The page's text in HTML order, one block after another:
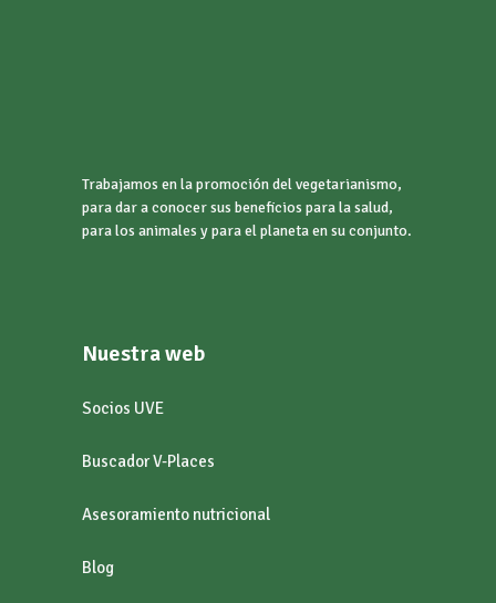
Trabajamos en la promoción del vegetarianismo,
para dar a conocer sus beneficios para la salud,
para los animales y para el planeta en su conjunto.
Nuestra web
Socios UVE
Buscador V-Places
Asesoramiento nutricional
Blog